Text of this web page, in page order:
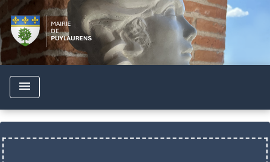
menu